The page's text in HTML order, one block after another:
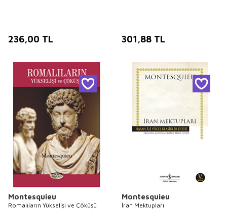
236,00 TL 301,88 TL
Montesquieu
Romalıların Yükselişi ve Çöküşü
Montesquieu
İran Mektupları